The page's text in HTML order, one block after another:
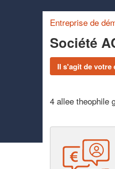
Entreprise de
Société
Il s'agit de votre
4 allee theophile